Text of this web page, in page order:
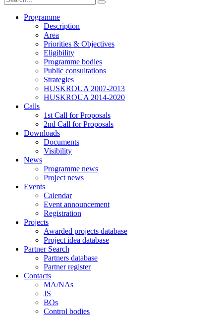
Programme
Description
Area
Priorities & Objectives
Eligibility
Programme bodies
Public consultations
Strategies
HUSKROUA 2007-2013
HUSKROUA 2014-2020
Calls
1st Call for Proposals
2nd Call for Proposals
Downloads
Documents
Visibility
News
Programme news
Project news
Events
Calendar
Event announcement
Registration
Projects
Awarded projects database
Project idea database
Partner Search
Partners database
Partner register
Contacts
MA/NAs
JS
BOs
Control bodies